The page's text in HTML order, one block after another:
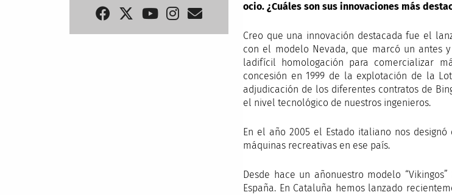
ocio. ¿Cuáles son sus innovaciones más
Creo que una innovación destacada fue el
con el modelo Nevada, que marcó un antes
ladifícil homologación para comercializar
concesión en 1999 de la explotación de la
adjudicación de los diferentes contratos de
el nivel tecnológico de nuestros ingenieros.
En el año 2005 el Estado italiano nos
máquinas recreativas en ese país.
Desde hace un añonuestro modelo
España. En Cataluña hemos lanzado